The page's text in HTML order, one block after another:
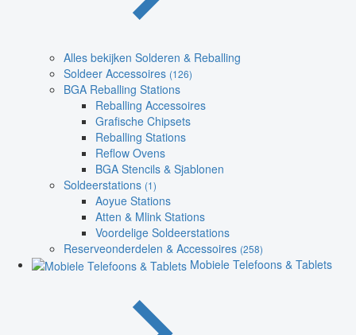
Alles bekijken Solderen & Reballing
Soldeer Accessoires (126)
BGA Reballing Stations
Reballing Accessoires
Grafische Chipsets
Reballing Stations
Reflow Ovens
BGA Stencils & Sjablonen
Soldeerstations (1)
Aoyue Stations
Atten & Mlink Stations
Voordelige Soldeerstations
Reserveonderdelen & Accessoires (258)
Mobiele Telefoons & Tablets